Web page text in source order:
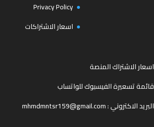
Privacy Policy
اسعار الاشتراكات
اسعار الاشتراك المنصة
قائمة تسعيرة الفيسبوك للواتساب
البريد الاكتروني :mhmdmntsr159@gmail.com